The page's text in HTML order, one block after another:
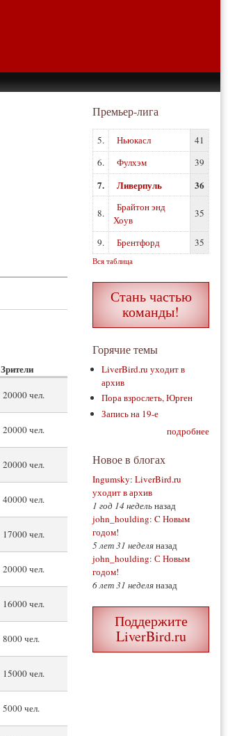
Зрители
20000 чел.
20000 чел.
20000 чел.
40000 чел.
17000 чел.
20000 чел.
16000 чел.
8000 чел.
15000 чел.
5000 чел.
Премьер-лига
5. Ньюкасл
41
6.
Фулхэм 39
7. Ливерпуль 36
8.
Брайтон энд
Хоув
35
9. Брентфорд 35
Вся таблица
Стань частью
команды!
Горячие темы
LiverBird.ru уходит в
архив
Пора взрослеть, Юрген
Запись на 19-е
подробнее
Новое в блогах
Ingumsky: LiverBird.ru
уходит в архив
1 год 14 недельназад
john_houlding: C Новым
годом!
5 лет 31 неделяназад
john_houlding: С Новым
годом!
6 лет 31 неделяназад
Поддержите
LiverBird.ru